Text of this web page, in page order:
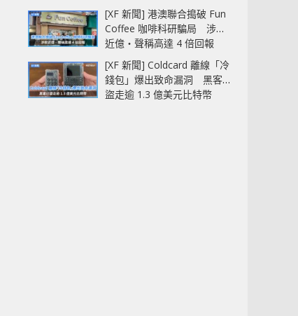
[XF 新聞] 港澳聯合搗破 Fun
Coffee 咖啡科研騙局 涉款
近億‧聲稱高達 4 倍回報
[XF 新聞] Coldcard 離線「冷
錢包」爆出致命漏洞 黑客已
盜走逾 1.3 億美元比特幣